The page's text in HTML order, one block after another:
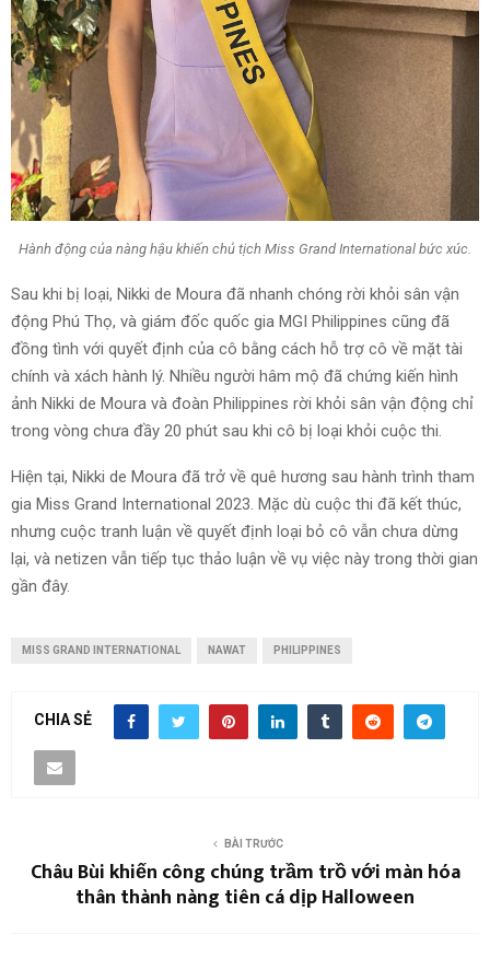
Hành động của nàng hậu khiến chủ tịch Miss Grand International bức xúc.
Sau khi bị loại, Nikki de Moura đã nhanh chóng rời khỏi sân vận
động Phú Thọ, và giám đốc quốc gia MGI Philippines cũng đã
đồng tình với quyết định của cô bằng cách hỗ trợ cô về mặt tài
chính và xách hành lý. Nhiều người hâm mộ đã chứng kiến hình
ảnh Nikki de Moura và đoàn Philippines rời khỏi sân vận động chỉ
trong vòng chưa đầy 20 phút sau khi cô bị loại khỏi cuộc thi.
Hiện tại, Nikki de Moura đã trở về quê hương sau hành trình tham
gia Miss Grand International 2023. Mặc dù cuộc thi đã kết thúc,
nhưng cuộc tranh luận về quyết định loại bỏ cô vẫn chưa dừng
lại, và netizen vẫn tiếp tục thảo luận về vụ việc này trong thời gian
gần đây.
MISS GRAND INTERNATIONAL NAWAT PHILIPPINES
CHIA SẺ
BÀI TRƯỚC
Châu Bùi khiến công chúng trầm trồ với màn hóa
thân thành nàng tiên cá dịp Halloween